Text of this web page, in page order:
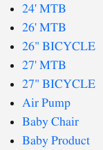
24' MTB
26' MTB
26" BICYCLE
27' MTB
27" BICYCLE
Air Pump
Baby Chair
Baby Product